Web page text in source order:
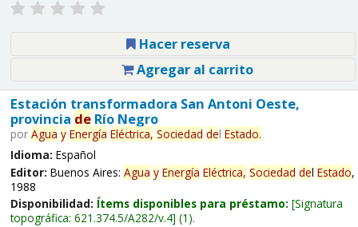
Hacer reserva
Agregar al carrito
Estación transformadora San Antoni Oeste,
provincia deRío Negro
por Agua y Energía Eléctrica, Sociedad del Estado.
Idioma: Español
Editor: Buenos Aires: Agua y Energía Eléctrica, Sociedad del Estado,
1988
Disponibilidad: Ítems disponibles para préstamo: Signatura
topográfica: 621.374.5/A282/v.4 (1).